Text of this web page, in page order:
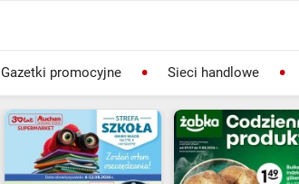
Gazetki promocyjne Sieci handlowe